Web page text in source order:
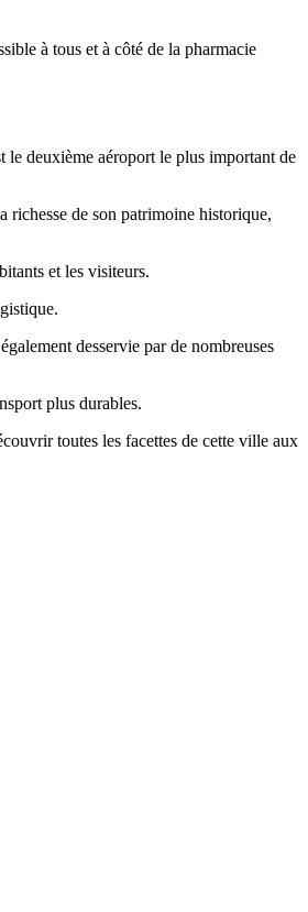
à tous et à côté de la pharmacie
le deuxième aéroport le plus important de
de son patrimoine historique,
et les visiteurs.
desservie par de nombreuses
plus durables.
toutes les facettes de cette ville aux